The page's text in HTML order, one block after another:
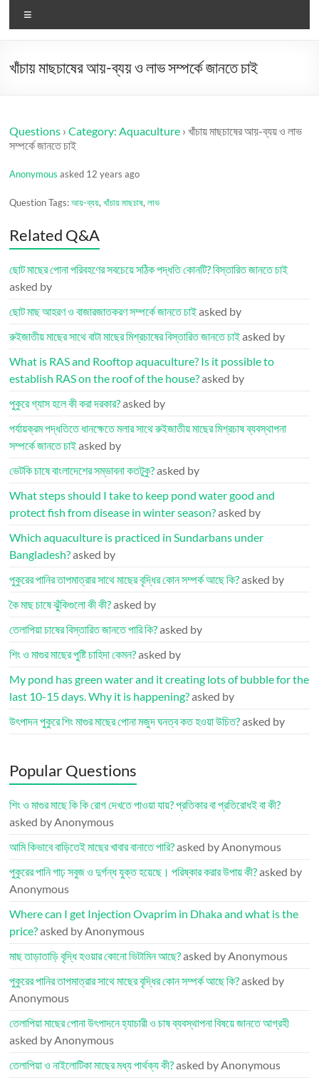
খাঁচায় মাছচাষের আয়-ব্যয় ও লাভ সম্পর্কে জানতে চাই
Questions ›Category: Aquaculture ›খাঁচায় মাছচাষের আয়-ব্যয় ও লাভ
সম্পর্কে জানতে চাই
Anonymous asked 12 years ago
Question Tags:আয়-ব্যয়,খাঁচায় মাছচাষ,লাভ
Related Q&A
ছোট মাছের পোনা পরিবহণের সবচেয়ে সঠিক পদ্ধতি কোনটি? বিস্তারিত জানতে চাই
asked by
ছোট মাছ আহরণ ও বাজারজাতকরণ সম্পর্কে জানতে চাইasked by
রুইজাতীয় মাছের সাথে বাটা মাছের মিশ্রচাষের বিস্তারিত জানতে চাইasked by
What is RAS and Rooftop aquaculture? Is it possible to
establish RAS on the roof of the house?asked by
পুকুরে গ্যাস হলে কী করা দরকার?asked by
পর্যায়ক্রম পদ্ধতিতে ধানক্ষেতে মলার সাথে রুইজাতীয় মাছের মিশ্রচাষ ব্যবস্থাপনা
সম্পর্কে জানতে চাইasked by
ভেটকি চাষে বাংলাদেশের সম্ভাবনা কতটুকু?asked by
What steps should I take to keep pond water good and
protect fish from disease in winter season?asked by
Which aquaculture is practiced in Sundarbans under
Bangladesh?asked by
পুকুরের পানির তাপমাত্রার সাথে মাছের বৃদ্ধির কোন সম্পর্ক আছে কি?asked by
কৈ মাছ চাষে ঝুঁকিগুলো কী কী?asked by
তেলাপিয়া চাষের বিস্তারিত জানতে পারি কি?asked by
শিং ও মাগুর মাছের পুষ্টি চাহিদা কেমন?asked by
My pond has green water and it creating lots of bubble for the
last 10-15 days. Why it is happening?asked by
উৎপাদন পুকুরে শিং মাগুর মাছের পোনা মজুদ ঘনত্ব কত হওয়া উচিত?asked by
Popular Questions
শিং ও মাগুর মাছে কি কি রোগ দেখতে পাওয়া যায়? প্রতিকার বা প্রতিরোধই বা কী?
asked by Anonymous
আমি কিভাবে বাড়িতেই মাছের খাবার বানাতে পারি?asked by Anonymous
পুকুরের পানি গাঢ় সবুজ ও দুর্গন্ধ যুক্ত হয়েছে। পরিষ্কার করার উপায় কী?asked by
Anonymous
Where can I get Injection Ovaprim in Dhaka and what is the
price?asked by Anonymous
মাছ তাড়াতাড়ি বৃদ্ধি হওয়ার কোনো ভিটামিন আছে?asked by Anonymous
পুকুরের পানির তাপমাত্রার সাথে মাছের বৃদ্ধির কোন সম্পর্ক আছে কি?asked by
Anonymous
তেলাপিয়া মাছের পোনা উৎপাদনে হ্যাচারী ও চাষ ব্যবস্থাপনা বিষয়ে জানতে আগ্রহী
asked by Anonymous
তেলাপিয়া ও নাইলোটিকা মাছের মধ্য পার্থক্য কী?asked by Anonymous